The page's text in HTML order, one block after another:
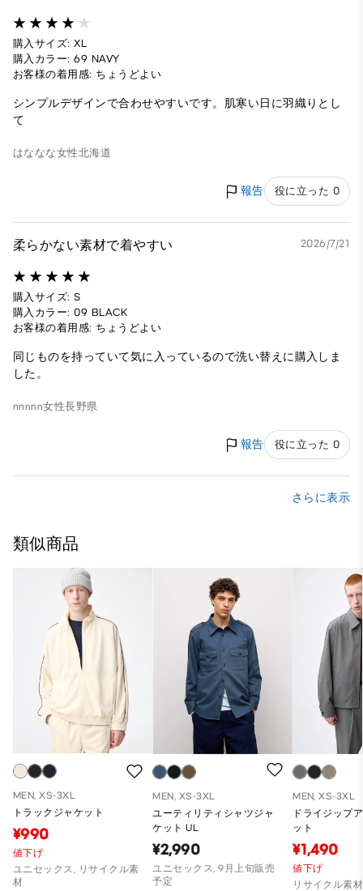
購入サイズ: XL
購入カラー: 69 NAVY
お客様の着用感: ちょうどよい
シンプルデザインで合わせやすいです。肌寒い日に羽織りとし
て
はななな女性北海道
報告 役に立った 0
柔らかない素材で着やすい 2026/7/21
購入サイズ: S
購入カラー: 09 BLACK
お客様の着用感: ちょうどよい
同じものを持っていて気に入っているので洗い替えに購入しま
した。
nnnnn女性長野県
報告 役に立った 0
さらに表示
類似商品
MEN, XS-3XL
トラックジャケット
¥990
値下げ
ユニセックス, リサイクル素
材
MEN, XS-3XL
ユーティリティシャツジャ
ケット UL
¥2,990
ユニセックス, 9月上旬販売
予定
MEN, XS-3XL
ドライジップ
ット
¥1,490
値下げ
リサイクル素材